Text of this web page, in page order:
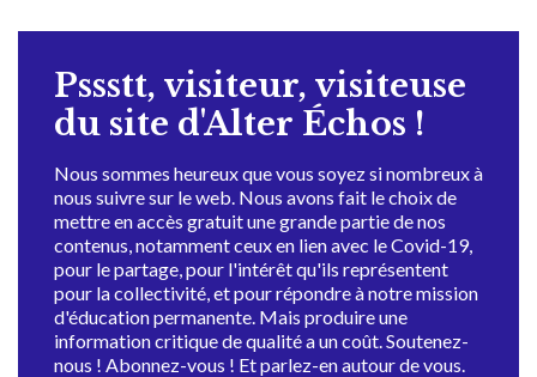
Pssstt, visiteur, visiteuse
du site d'Alter Échos !
Nous sommes heureux que vous soyez si nombreux à
nous suivre sur le web. Nous avons fait le choix de
mettre en accès gratuit une grande partie de nos
contenus, notamment ceux en lien avec le Covid-19,
pour le partage, pour l'intérêt qu'ils représentent
pour la collectivité, et pour répondre à notre mission
d'éducation permanente. Mais produire une
information critique de qualité a un coût. Soutenez-
nous ! Abonnez-vous ! Et parlez-en autour de vous.